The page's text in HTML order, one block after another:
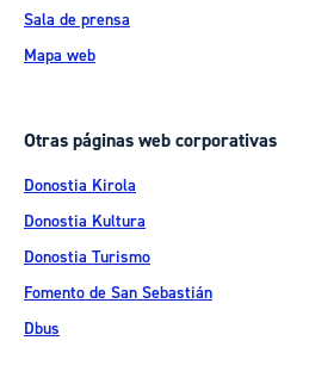
Sala de prensa
Mapa web
Otras páginas web corporativas
Donostia Kirola
Donostia Kultura
Donostia Turismo
Fomento de San Sebastián
Dbus